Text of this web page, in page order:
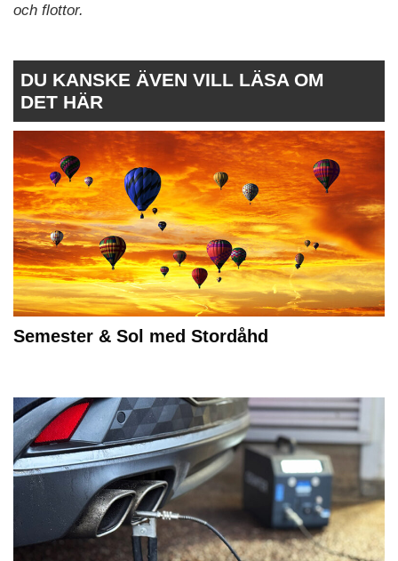
och flottor.
DU KANSKE ÄVEN VILL LÄSA OM
DET HÄR
Semester & Sol med Stordåhd